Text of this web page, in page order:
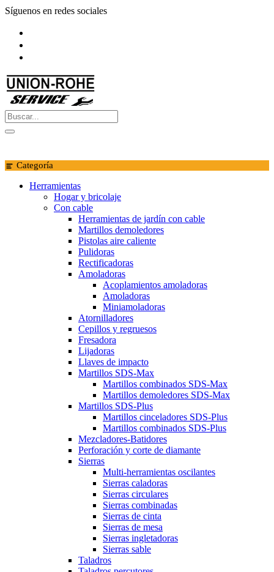
Saltar
contenido
Síguenos en redes sociales
Categoría
Herramientas
Hogar y bricolaje
Con cable
Herramientas de jardín con cable
Martillos demoledores
Pistolas aire caliente
Pulidoras
Rectificadoras
Amoladoras
Acoplamientos amoladoras
Amoladoras
Miniamoladoras
Atornilladores
Cepillos y regruesos
Fresadora
Lijadoras
Llaves de impacto
Martillos SDS-Max
Martillos combinados SDS-Max
Martillos demoledores SDS-Max
Martillos SDS-Plus
Martillos cinceladores SDS-Plus
Martillos combinados SDS-Plus
Mezcladores-Batidores
Perforación y corte de diamante
Sierras
Multi-herramientas oscilantes
Sierras caladoras
Sierras circulares
Sierras combinadas
Sierras de cinta
Sierras de mesa
Sierras ingletadoras
Sierras sable
Taladros